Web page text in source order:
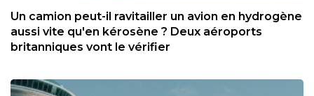
Un camion peut-il ravitailler un avion en hydrogène
aussi vite qu'en kérosène ? Deux aéroports
britanniques vont le vérifier